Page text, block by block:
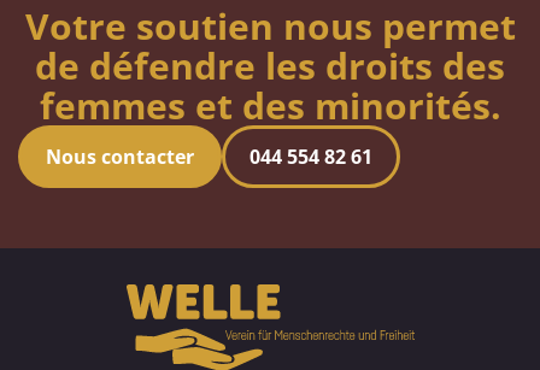
Votre soutien nous permet
de défendre les droits des
femmes et des minorités.
Nous contacter 044 554 82 61